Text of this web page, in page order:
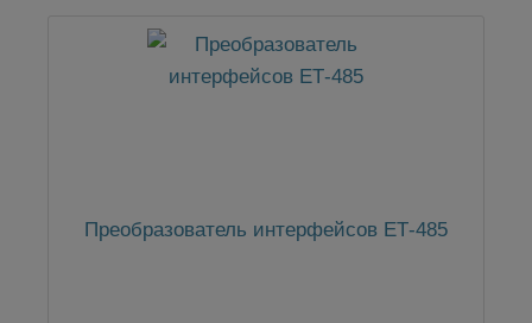
Преобразователь интерфейсов ЕТ-485